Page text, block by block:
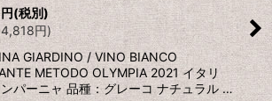
円(税別)
4,818円)
GIARDINO / VINO BIANCO
METODO OLYMPIA 2021 イタリ
パーニャ 品種：グレーコ ナチュラル …